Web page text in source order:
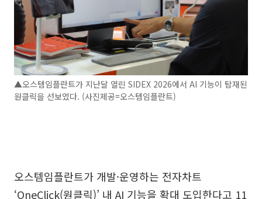
▲오스템임플란트가 지난달 열린 SIDEX 2026에서 AI 기능이 탑재된
원클릭을 선보였다. (사진제공=오스템임플란트)
오스템임플란트가 개발·운영하는 전자차트
‘OneClick(원클릭)’ 내 AI 기능을 확대 도입한다고 11